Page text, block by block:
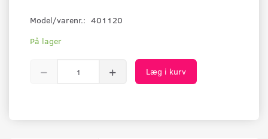
Model/varenr.: 401120
På lager
Læg i kurv